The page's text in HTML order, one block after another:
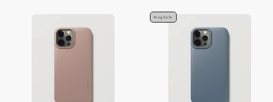
MagSafe